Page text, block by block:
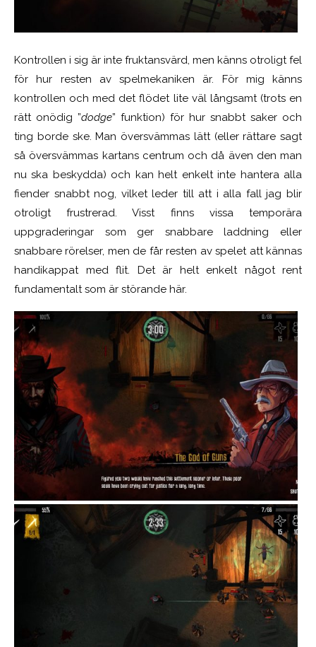
Kontrollen i sig är inte fruktansvärd, men känns otroligt fel
för hur resten av spelmekaniken är. För mig känns
kontrollen och med det flödet lite väl långsamt (trots en
rätt onödig ”dodge” funktion) för hur snabbt saker och
ting borde ske. Man översvämmas lätt (eller rättare sagt
så översvämmas kartans centrum och då även den man
nu ska beskydda) och kan helt enkelt inte hantera alla
fiender snabbt nog, vilket leder till att i alla fall jag blir
otroligt frustrerad. Visst finns vissa temporära
uppgraderingar som ger snabbare laddning eller
snabbare rörelser, men de får resten av spelet att kännas
handikappat med flit. Det är helt enkelt något rent
fundamentalt som är störande här.